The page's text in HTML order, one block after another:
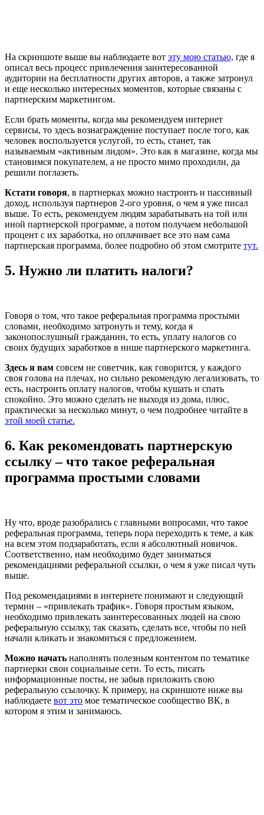
На скриншоте выше вы наблюдаете вот эту мою статью, где я
описал весь процесс привлечения заинтересованной
аудитории на бесплатности других авторов, а также затронул
и еще несколько интересных моментов, которые связаны с
партнерским маркетингом.
Если брать моменты, когда мы рекомендуем интернет
сервисы, то здесь вознаграждение поступает после того, как
человек воспользуется услугой, то есть, станет, так
называемым «активным лидом». Это как в магазине, когда мы
становимся покупателем, а не просто мимо проходили, да
решили поглазеть.
Кстати говоря, в партнерках можно настроить и пассивный
доход, используя партнеров 2-ого уровня, о чем я уже писал
выше. То есть, рекомендуем людям зарабатывать на той или
иной партнерской программе, а потом получаем небольшой
процент с их заработка, но оплачивает все это нам сама
партнерская программа, более подробно об этом смотрите тут.
5. Нужно ли платить налоги?
Говоря о том, что такое реферальная программа простыми
словами, необходимо затронуть и тему, когда я
законопослушный гражданин, то есть, уплату налогов со
своих будущих заработков в нише партнерского маркетинга.
Здесь я вам совсем не советчик, как говорится, у каждого
своя голова на плечах, но сильно рекомендую легализовать, то
есть, настроить оплату налогов, чтобы кушать и спать
спокойно. Это можно сделать не выходя из дома, плюс,
практически за несколько минут, о чем подробнее читайте в
этой моей статье.
6. Как рекомендовать партнерскую
ссылку – что такое реферальная
программа простыми словами
Ну что, вроде разобрались с главными вопросами, что такое
реферальная программа, теперь пора переходить к теме, а как
на всем этом подзаработать, если я абсолютный новичок.
Соответственно, нам необходимо будет заниматься
рекомендациями реферальной ссылки, о чем я уже писал чуть
выше.
Под рекомендациями в интернете понимают и следующий
термин – «привлекать трафик». Говоря простым языком,
необходимо привлекать заинтересованных людей на свою
реферальную ссылку, так сказать, сделать все, чтобы по ней
начали кликать и знакомиться с предложением.
Можно начать наполнять полезным контентом по тематике
партнерки свои социальные сети. То есть, писать
информационные посты, не забыв приложить свою
реферальную ссылочку. К примеру, на скриншоте ниже вы
наблюдаете вот это мое тематическое сообщество ВК, в
котором я этим и занимаюсь.